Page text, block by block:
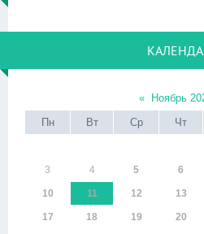
« Ноябрь
Пн
Вт Ср Чт
3 4 5 6
10 11 12 13
17 18 19 20